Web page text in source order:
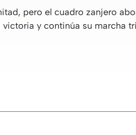
pero el cuadro zanjero
y continúa su marcha